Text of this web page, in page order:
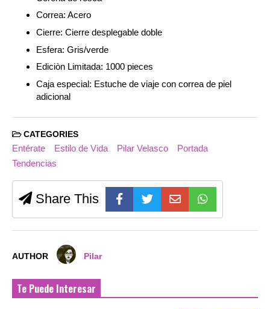
Correa: Acero
Cierre: Cierre desplegable doble
Esfera: Gris/verde
Ediciòn Limitada: 1000 pieces
Caja especial: Estuche de viaje con correa de piel
adicional
CATEGORIES
Entérate Estilo de Vida Pilar Velasco
Portada
Tendencias
Share This
AUTHOR Pilar
Te Puede Interesar